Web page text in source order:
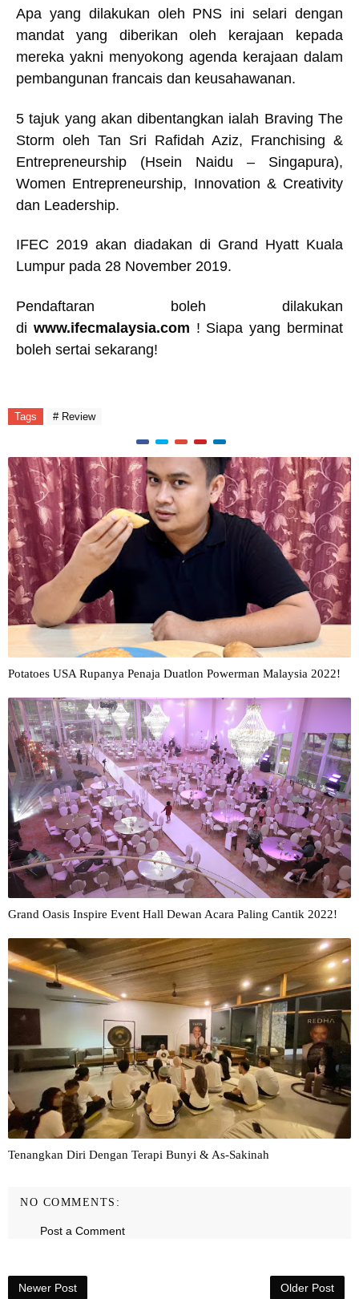
Apa yang dilakukan oleh PNS ini selari dengan
mandat yang diberikan oleh kerajaan kepada
mereka yakni menyokong agenda kerajaan dalam
pembangunan francais dan keusahawanan.
5 tajuk yang akan dibentangkan ialah Braving The
Storm oleh Tan Sri Rafidah Aziz, Franchising &
Entrepreneurship (Hsein Naidu – Singapura),
Women Entrepreneurship, Innovation & Creativity
dan Leadership.
IFEC 2019 akan diadakan di Grand Hyatt Kuala
Lumpur pada 28 November 2019.
Pendaftaran boleh dilakukan
di www.ifecmalaysia.com ! Siapa yang berminat
boleh sertai sekarang!
Tags # Review
Potatoes USA Rupanya Penaja Duatlon Powerman Malaysia 2022!
Grand Oasis Inspire Event Hall Dewan Acara Paling Cantik 2022!
Tenangkan Diri Dengan Terapi Bunyi & As-Sakinah
NO COMMENTS:
Post a Comment
Newer Post Older Post